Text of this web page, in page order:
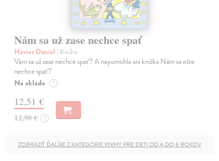
Nám sa už zase nechce spať
Hevier Daniel | Kniha
Vám sa už zase nechce spať? A nepomohla ani knižka Nám sa ešte
nechce spať?
Na sklade ?
12,51 €
12,90 € ?
ZOBRAZIŤ ĎALŠIE Z KATEGÓRIE KNIHY PRE DETI OD 4 DO 6 ROKOV